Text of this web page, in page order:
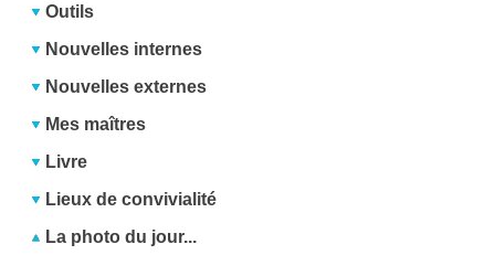
Outils
Nouvelles internes
Nouvelles externes
Mes maîtres
Livre
Lieux de convivialité
La photo du jour...